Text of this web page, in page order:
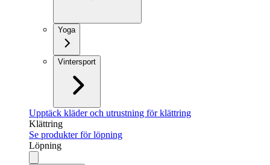
Yoga
Vintersport
Upptäck kläder och utrustning för klättring
Klättring
Se produkter för löpning
Löpning